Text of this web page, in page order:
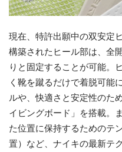
現在、特許出願中の双安定
構築されたヒール部は、全
りと固定することが可能。
く靴を蹴るだけで着脱可能
ルや、快適さと安定性のた
イビングボード」を搭載。
た位置に保持するためのテ
置）など、ナイキの最新テ